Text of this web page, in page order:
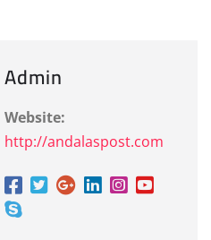
Admin
Website:
http://andalaspost.com